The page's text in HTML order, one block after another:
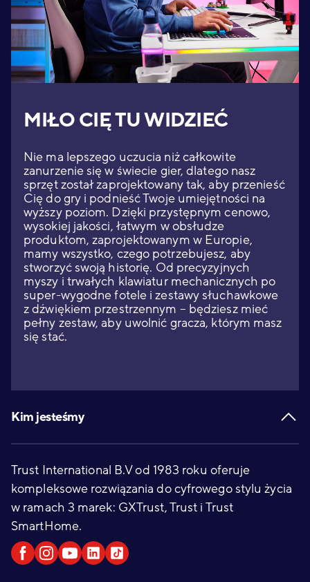
MIŁO CIĘ TU WIDZIEĆ
Nie ma lepszego uczucia niż całkowite
zanurzenie się w świecie gier, dlatego nasz
sprzęt został zaprojektowany tak, aby przenieść
Cię do gry i podnieść Twoje umiejętności na
wyższy poziom. Dzięki przystępnym cenowo,
wysokiej jakości, łatwym w obsłudze
produktom, zaprojektowanym w Europie,
mamy wszystko, czego potrzebujesz, aby
stworzyć swoją historię. Od precyzyjnych
myszy i trwałych klawiatur mechanicznych po
super-wygodne fotele i zestawy słuchawkowe
z dźwiękiem przestrzennym – będziesz mieć
pełny zestaw, aby uwolnić gracza, którym masz
się stać.
Footer
Kim jesteśmy
Trust International B.V od 1983 roku oferuje
kompleksowe rozwiązania do cyfrowego stylu życia
w ramach 3 marek: GXTrust, Trust i Trust
SmartHome.